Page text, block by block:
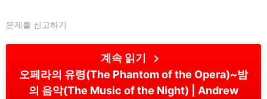
문제를 신고하기
계속 읽기 chevron_right
오페라의 유령(The Phantom of the Opera)~밤
의 음악(The Music of the Night)
Andrew